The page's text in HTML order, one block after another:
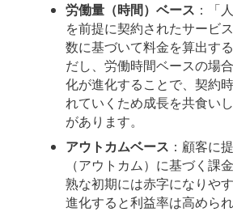
労働量（時間）ベース ：「
を前提に契約されたサービ
数に基づいて料金を算出す
だし、労働時間ベースの場
化が進化することで、契約
れていくため成長を共食い
があります。
アウトカムベース ：顧客に
（アウトカム）に基づく課
熟な初期には赤字になりや
進化すると利益率は高められ